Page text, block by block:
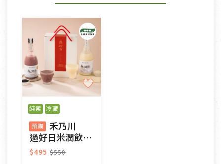
純素 冷藏
預購
禾乃川
過好日米潤飲米麴甘酒雙入禮盒（預購）
$495 $550